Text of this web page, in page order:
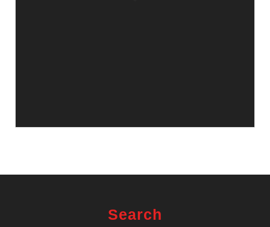
Search